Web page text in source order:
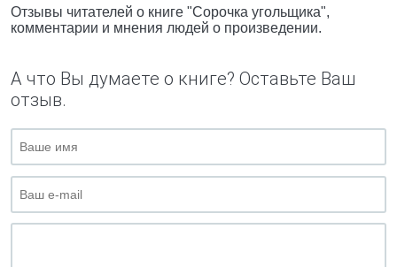
Отзывы читателей о книге "Сорочка угольщика",
комментарии и мнения людей о произведении.
А что Вы думаете о книге? Оставьте Ваш
отзыв.